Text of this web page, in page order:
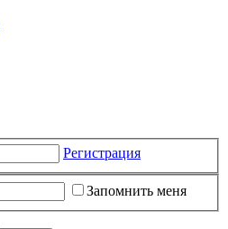
Регистрация
Запомнить меня